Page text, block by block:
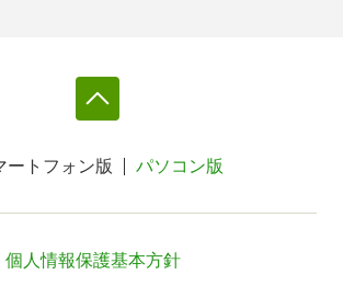
ートフォン版 パソコン版
個人情報保護基本方針